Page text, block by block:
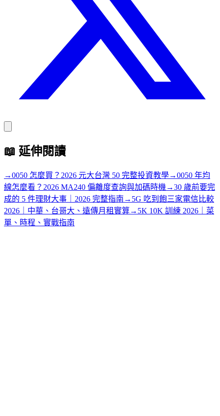
📖 延伸閱讀
→0050 怎麼買？2026 元大台灣 50 完整投資教學→0050 年均
線怎麼看？2026 MA240 偏離度查詢與加碼時機 →30 歲前要完
成的 5 件理財大事｜2026 完整指南 → 5G 吃到飽三家電信比較
2026｜中華、台哥大、遠傳月租實算→ 5K 10K 訓練 2026｜菜
單、時程、實戰指南